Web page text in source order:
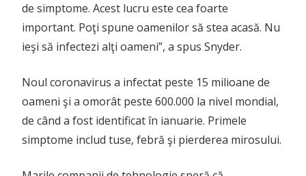
de simptome. Acest lucru este cea foarte
important. Poţi spune oamenilor să stea acasă. Nu
ieşi să infectezi alţi oameni”, a spus Snyder.
Noul coronavirus a infectat peste 15 milioane de
oameni şi a omorât peste 600.000 la nivel mondial,
de când a fost identificat în ianuarie. Primele
simptome includ tuse, febră şi pierderea mirosului.